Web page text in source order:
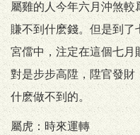
屬雞的人今年六月沖煞
賺不到什麽錢。但是到了
宮儅中，注定在這個七月
對是步步高陞，陞官發財
什麽做不到的。
屬虎：時來運轉